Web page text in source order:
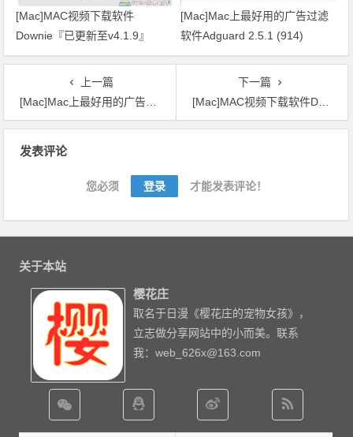
[Mac]MAC视频下载软件
Downie『已更新至v4.1.9』
[Mac]Mac上最好用的广告过滤
软件Adguard 2.5.1 (914)
nightly 中文
上一篇
[Mac]Mac上最好用的广告过滤软件Adguard 2.5.1 (914) nightly 中文
下一篇
[Mac]MAC视频下载软件Downie『已更新至v4.1.9』
发表评论
您必须 登录 才能发表评论！
关于本站
樱花庄
取名于日漫《樱花庄的宠物女孩》，
立志做分享网站中的小而美。联系
我：web_626x@163.com